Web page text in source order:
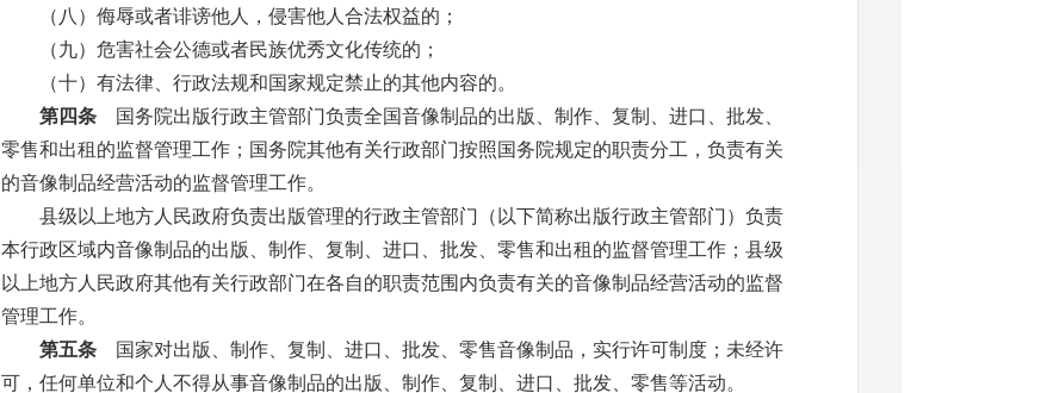
（八）侮辱或者诽谤他人，侵害他人合法权益的；
（九）危害社会公德或者民族优秀文化传统的；
（十）有法律、行政法规和国家规定禁止的其他内容的。
第四条 国务院出版行政主管部门负责全国音像制品的出版、制作、复制、进口、批发、
零售和出租的监督管理工作；国务院其他有关行政部门按照国务院规定的职责分工，负责有关
的音像制品经营活动的监督管理工作。
县级以上地方人民政府负责出版管理的行政主管部门（以下简称出版行政主管部门）负责
本行政区域内音像制品的出版、制作、复制、进口、批发、零售和出租的监督管理工作；县级
以上地方人民政府其他有关行政部门在各自的职责范围内负责有关的音像制品经营活动的监督
管理工作。
第五条 国家对出版、制作、复制、进口、批发、零售音像制品，实行许可制度；未经许
可，任何单位和个人不得从事音像制品的出版、制作、复制、进口、批发、零售等活动。